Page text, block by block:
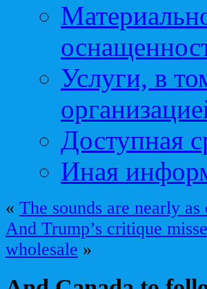
Услуги, в
Доступная
Иная
« The sounds are nearly
And Trump’s critique
wholesale »